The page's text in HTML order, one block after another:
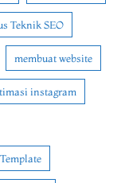
Teknik SEO
membuat website
instagram